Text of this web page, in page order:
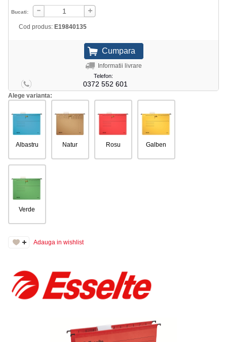
Bucati:
Cod produs: E19840135
Informatii livrare
Telefon:
0372 552 601
Alege varianta:
Albastru Natur Rosu Galben
Verde
Adauga in wishlist